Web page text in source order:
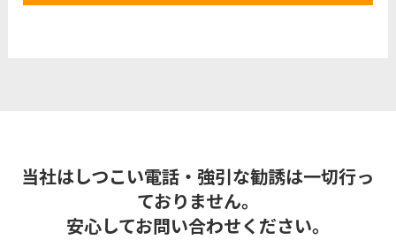
当社はしつこい電話・強引な勧誘は一切行っ
ておりません。
安心してお問い合わせください。